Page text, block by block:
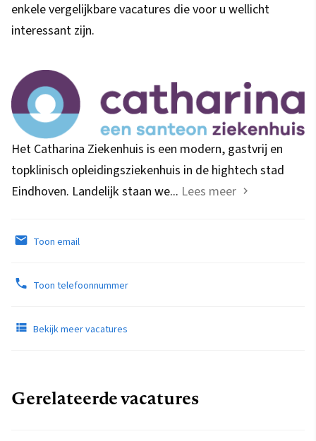
enkele vergelijkbare vacatures die voor u wellicht
interessant zijn.
Het Catharina Ziekenhuis is een modern, gastvrij en
topklinisch opleidingsziekenhuis in de hightech stad
Eindhoven. Landelijk staan we... Lees meer
Toon email
Toon telefoonnummer
Bekijk meer vacatures
Gerelateerde vacatures